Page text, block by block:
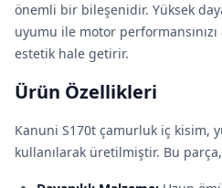
önemli bir bileşenidir. Yüksek
uyumu ile motor
estetik hale getirir.
Ürün Özellikleri
Kanuni S170t çamurluk iç kisim,
kullanılarak üretilmiştir. Bu